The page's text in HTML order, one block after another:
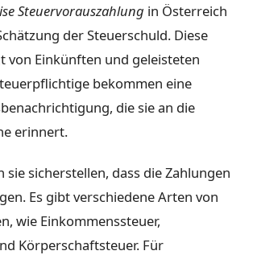
Steuervorauszahlung in Österreich
der Steuerschuld. Diese
von Einkünften und geleisteten
bekommen eine
die sie an die
erinnert.
sie sicherstellen, dass die Zahlungen
Es gibt verschiedene Arten von
wie Einkommenssteuer,
Körperschaftsteuer. Für